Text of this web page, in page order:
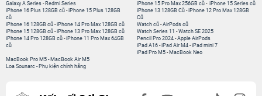
Galaxy A Series - Redmi Series
iPhone 15 Pro Max 256GB cũ - iPhone 15 Series cũ
iPhone 16 Plus 128GB cũ -iPhone 15 Plus 128GB
cũ
iPhone 16 128GB cũ -iPhone 14 Pro Max 128GB cũ
iPhone 15 128GB cũ -iPhone 13 Pro Max 128GB cũ
iPhone 14 Pro 128GB cũ -iPhone 11 Pro Max 64GB
cũ
iPhone 13 128GB Cũ -iPhone 12 Pro Max 128GB
Cũ
Watch cũ -AirPods cũ
Watch Series 11 -Watch SE 2025
Pencil Pro 2024 -Apple AirPods
iPad A16 -iPad Air M4 -iPad mini 7
iPad Pro M5 - MacBook Neo
MacBook Pro M5 - MacBook Air M5
Loa Sounarc - Phụ kiện chính hãng